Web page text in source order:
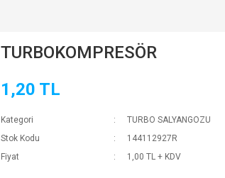
TURBOKOMPRESÖR
1,20 TL
Kategori
TURBO SALYANGOZU
Stok Kodu
144112927R
Fiyat
1,00 TL + KDV